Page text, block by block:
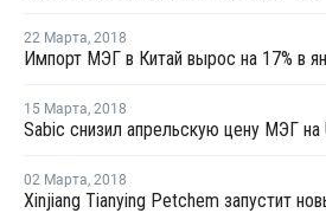
22 Марта, 2018
Импорт МЭГ в Китай вырос на 17% в
15 Марта, 2018
Sabic снизил апрельскую цену МЭГ на
02 Марта, 2018